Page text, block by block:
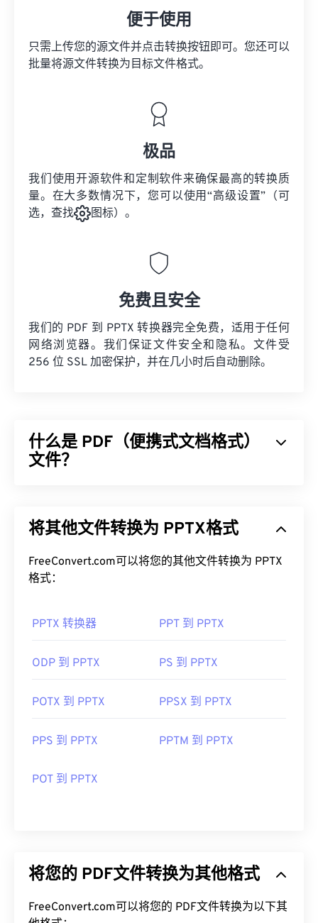
便于使用
只需上传您的源文件并点击转换按钮即可。您还可以
批量将源文件转换为目标文件格式。
极品
我们使用开源软件和定制软件来确保最高的转换质
量。在大多数情况下，您可以使用“高级设置”（可
选，查找
图标）。
免费且安全
我们的 PDF 到 PPTX 转换器完全免费，适用于任何
网络浏览器。我们保证文件安全和隐私。文件受
256 位 SSL 加密保护，并在几小时后自动删除。
什么是 PDF（便携式文档格式）
文件？
之一。PDF 之所以如此受欢迎，是因为它可以保留
都始终保持一致。
大多数人需要打开 PDF 时都会直接使用
无疑是市面上最受欢迎
的免费 PDF 阅读器
你可能永远不需要或不想使用的功能。
以自动打开 PDF 文件。您可能需要也可能不需要插
链接时，自动打开一个插件或扩展程序会非常方便。
如果您需要更多功能，我强烈推荐
有用的链接：
https://en.wikipedia.org/wiki/
将其他文件转换为 PPTX格式
FreeConvert.com可以将您的其他文件转换为 PPTX
格式：
PPTX 转换器 PPT 到 PPTX
ODP 到 PPTX PS 到 PPTX
POTX 到 PPTX PPSX 到 PPTX
PPS 到 PPTX PPTM 到 PPTX
POT 到 PPTX
将您的 PDF文件转换为其他格式
FreeConvert.com可以将您的 PDF文件转换为以下其